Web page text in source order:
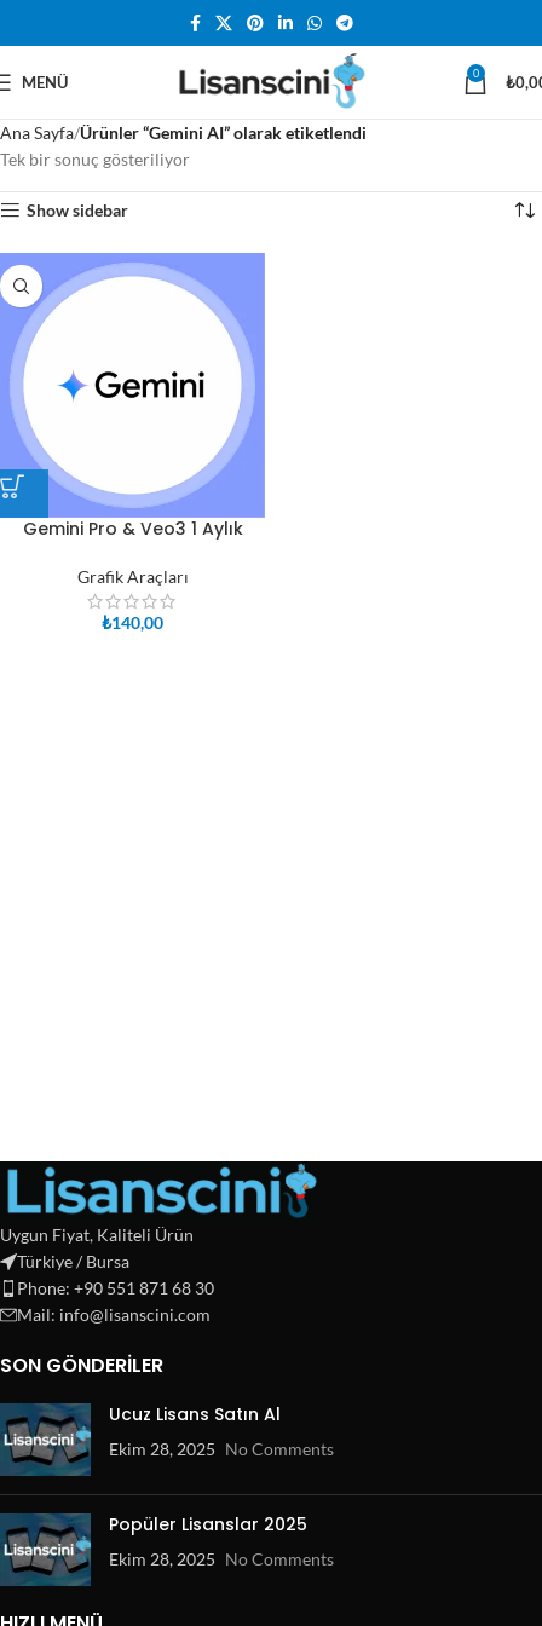
MENÜ 0 ₺
Ana Sayfa Ürünler “Gemini AI” olarak etiketlendi
Tek bir sonuç gösteriliyor
Show sidebar
Gemini Pro & Veo3 1 Aylık
Grafik Araçları
₺140,00
Uygun Fiyat, Kaliteli Ürün
Türkiye / Bursa
Phone: +90 551 871 68 30
Mail: info@lisanscini.com
SON GÖNDERILER
Ucuz Lisans Satın Al
Ekim 28, 2025 No Comments
Popüler Lisanslar 2025
Ekim 28, 2025 No Comments